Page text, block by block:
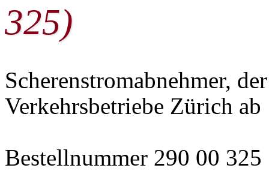
325)
Scherenstromabnehmer,
Verkehrsbetriebe Zürich
Bestellnummer 290 00 325